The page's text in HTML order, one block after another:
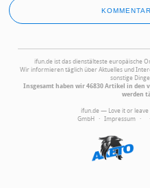
ifun.de ist das dienstälteste europäische
Wir informieren täglich über Aktuelles und
sonstige
Insgesamt haben wir 46830 Artikel in den
werden
ifun.de — Love it or
GmbH · Impressum ·